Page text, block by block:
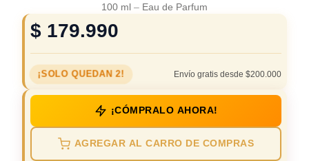
100 ml – Eau de Parfum
$ 179.990
¡SOLO QUEDAN 2! Envío gratis desde $200.000
¡CÓMPRALO AHORA!
AGREGAR AL CARRO DE COMPRAS